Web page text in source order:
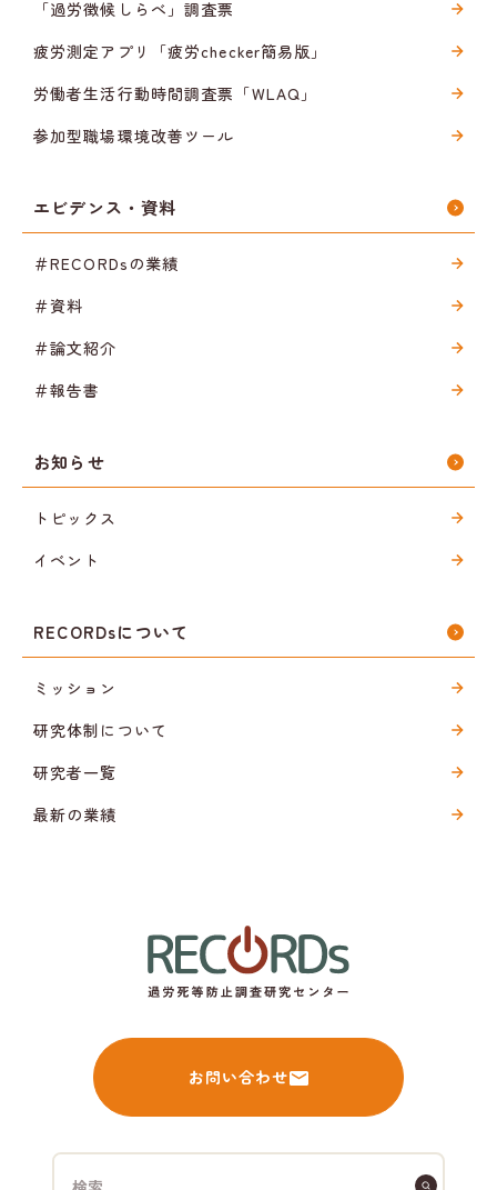
「過労徴候しらべ」調査票
疲労測定アプリ「疲労checker簡易版」
労働者生活行動時間調査票「WLAQ」
参加型職場環境改善ツール
エビデンス・資料
＃RECORDsの業績
＃資料
＃論文紹介
＃報告書
お知らせ
トピックス
イベント
RECORDsについて
ミッション
研究体制について
研究者一覧
最新の業績
お問い合わせ